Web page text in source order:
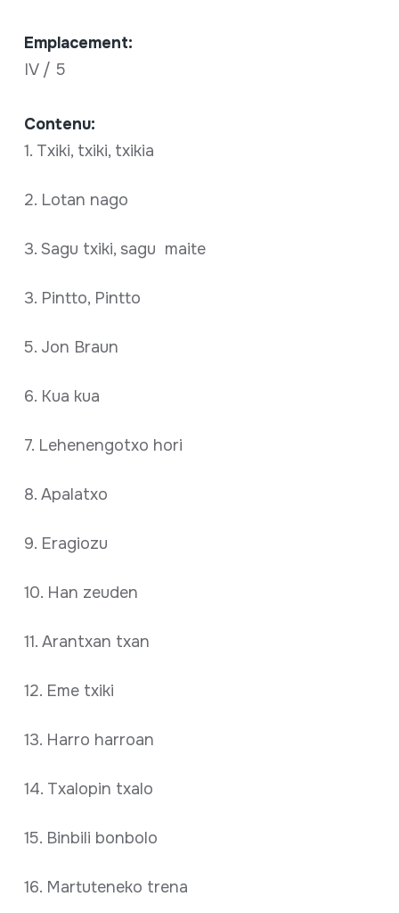
Emplacement:
IV / 5
Contenu:
1. Txiki, txiki, txikia
2. Lotan nago
3. Sagu txiki, sagu maite
3. Pintto, Pintto
5. Jon Braun
6. Kua kua
7. Lehenengotxo hori
8. Apalatxo
9. Eragiozu
10. Han zeuden
11. Arantxan txan
12. Eme txiki
13. Harro harroan
14. Txalopin txalo
15. Binbili bonbolo
16. Martuteneko trena